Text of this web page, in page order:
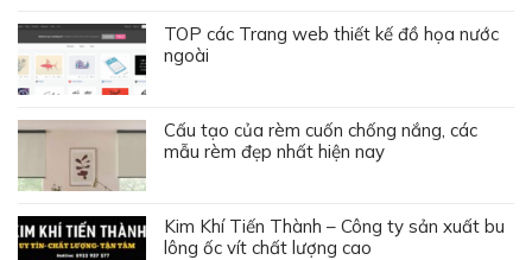
TOP các Trang web thiết kế đồ họa nước
ngoài
Cấu tạo của rèm cuốn chống nắng, các
mẫu rèm đẹp nhất hiện nay
Kim Khí Tiến Thành – Công ty sản xuất bu
lông ốc vít chất lượng cao